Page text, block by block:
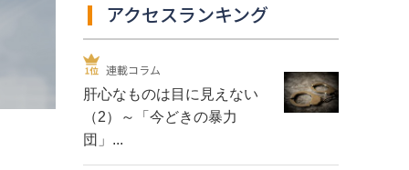
アクセスランキング
連載コラム
肝心なものは目に見えない
（2）～「今どきの暴力
団」...